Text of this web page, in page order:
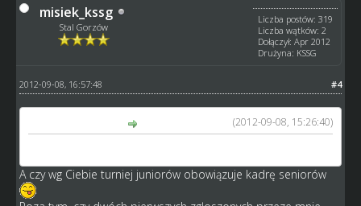
misiek_kssg
Stal Gorzów
Liczba postów: 319
Liczba wątków: 2
Dołączył: Apr 2012
Drużyna: KSSG
#4
2012-09-08, 16:57:48
(2012-09-08, 15:26:40)
A czy wg Ciebie turniej juniorów obowiązuje kadrę seniorów